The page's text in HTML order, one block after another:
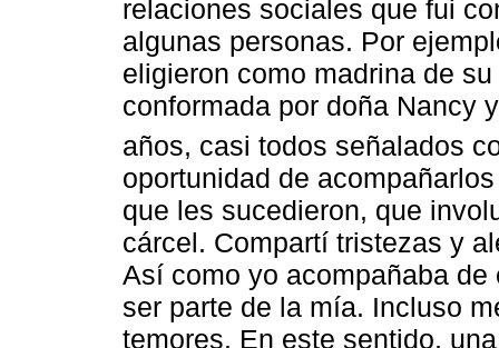
relaciones sociales que fui
algunas personas. Por
eligieron como madrina de
conformada por doña Nancy
años, casi todos señalados
oportunidad de
que les sucedieron, que
cárcel. Compartí tristezas y
Así como yo acompañaba
ser parte de la mía. Incluso
temores. En este sentido,